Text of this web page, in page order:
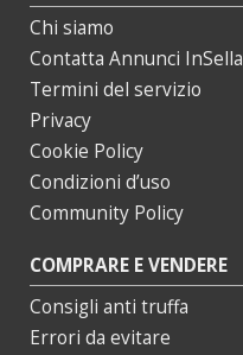
Chi siamo
Contatta Annunci InSella
Termini del servizio
Privacy
Cookie Policy
Condizioni d’uso
Community Policy
COMPRARE E VENDERE
Consigli anti truffa
Errori da evitare